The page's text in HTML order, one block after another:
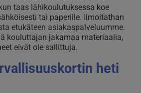
taas lähikoulutuksessa koe
tai paperille. Ilmoitathan
etukäteen asiakaspalveluumme.
kouluttajan jakamaa materiaalia,
eivät ole sallittuja.
heti